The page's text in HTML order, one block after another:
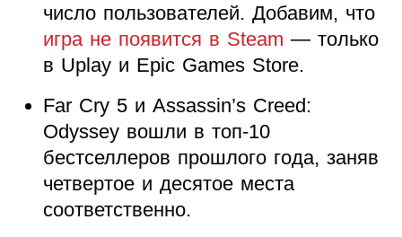
число пользователей. Добавим, что
игра не появится в Steam — только
в Uplay и Epic Games Store.
Far Cry 5 и Assassin’s Creed:
Odyssey вошли в топ-10
бестселлеров прошлого года, заняв
четвертое и десятое места
соответственно.